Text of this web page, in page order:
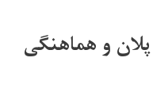
و هماهنگی